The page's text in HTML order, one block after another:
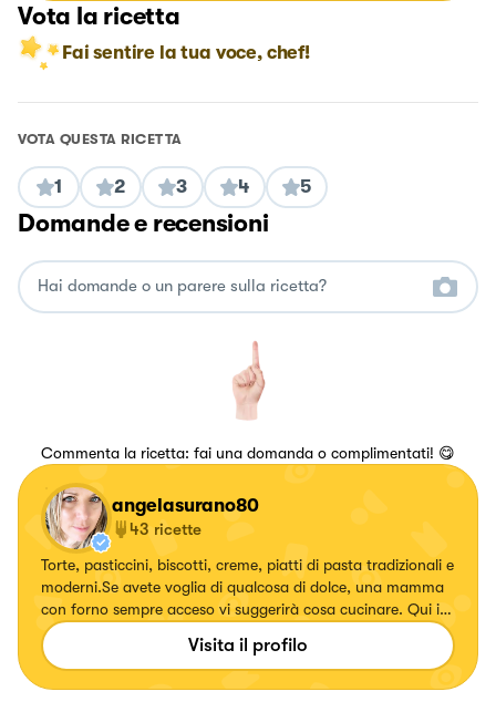
Vota la ricetta
Fai sentire la tua voce, chef!
VOTA QUESTA RICETTA
1 2 3 4 5
Domande e recensioni
Commenta la ricetta: fai una domanda o complimentati! 😋
angelasurano80
43 ricette
Torte, pasticcini, biscotti, creme, piatti di pasta tradizionali e
moderni.Se avete voglia di qualcosa di dolce, una mamma
con forno sempre acceso vi suggerirà cosa cucinare. Qui i
piatti vengono raccontati e fotografati con calore ed
energia.
Visita il profilo